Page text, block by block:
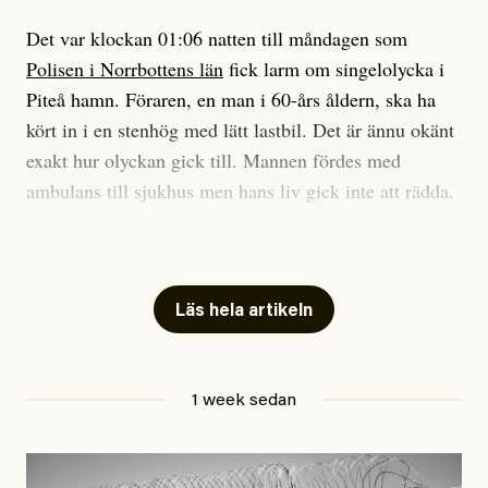
#23/2026Intervjun
Jesper Lundby: ”Livet i sig
är ganska politiskt”
Det var klockan 01:06 natten till måndagen som
Polisen i Norrbottens län fick larm om singelolycka i
Piteå hamn. Föraren, en man i 60-års åldern, ska ha
kört in i en stenhög med lätt lastbil. Det är ännu okänt
exakt hur olyckan gick till. Mannen fördes med
ambulans till sjukhus men hans liv gick inte att rädda.
platsen, säger Elis Brännström, RLC-befäl på polisens
ledningscentral tillsvt Norrbotten.
Anhöriga är underrättade.
Hittills i år har minst 17 personer i Sverige dött på sina
Läs hela artikeln
1 week sedan